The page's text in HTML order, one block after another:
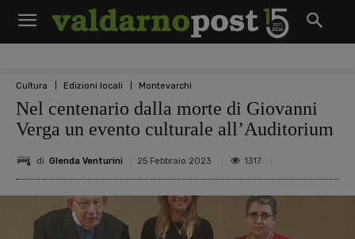
Cultura Edizioni locali Montevarchi
Nel centenario dalla morte di Giovanni
Verga un evento culturale all’Auditorium
di Glenda Venturini 25 Febbraio 2023 1317